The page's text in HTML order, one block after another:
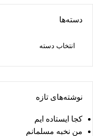
دسته‌ها
نوشته‌های تازه
کجا ایستاده ایم
من نخبه مسلمانم